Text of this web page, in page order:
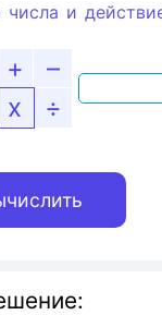
числа и
+
–
x
÷